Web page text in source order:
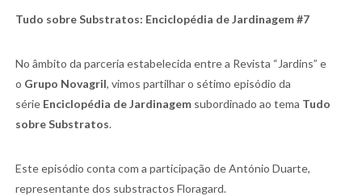
Tudo sobre Substratos: Enciclopédia de Jardinagem #7
No âmbito da parceria estabelecida entre a Revista “Jardins” e
o Grupo Novagril, vimos partilhar o sétimo episódio da
série Enciclopédia de Jardinagem subordinado ao tema Tudo
sobre Substratos.
Este episódio conta com a participação de António Duarte,
representante dos substractos Floragard.